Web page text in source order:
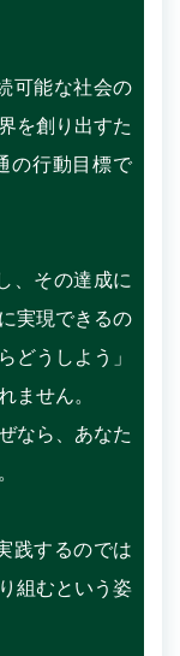
可能な社会の
を創り出すた
の行動目標で
、その達成に
実現できるの
どうしよう」
ません。
なら、あなた
践するのでは
組むという姿